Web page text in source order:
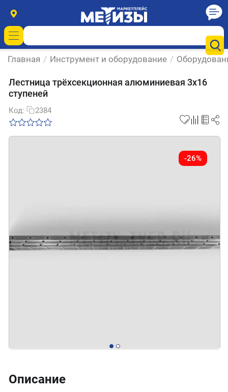
Главная / Инструмент и оборудование /
Лестница трёхсекционная алюминиевая 3х16
ступеней
Код: 2384
-26%
Описание